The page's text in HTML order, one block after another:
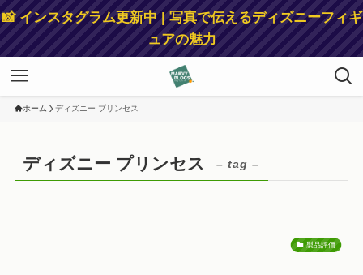
📸 インスタグラム更新中 | 写真で伝えるディズニーフィギ
ュアの魅力
ホーム ディズニー プリンセス
ディズニー プリンセス – tag –
製品評価